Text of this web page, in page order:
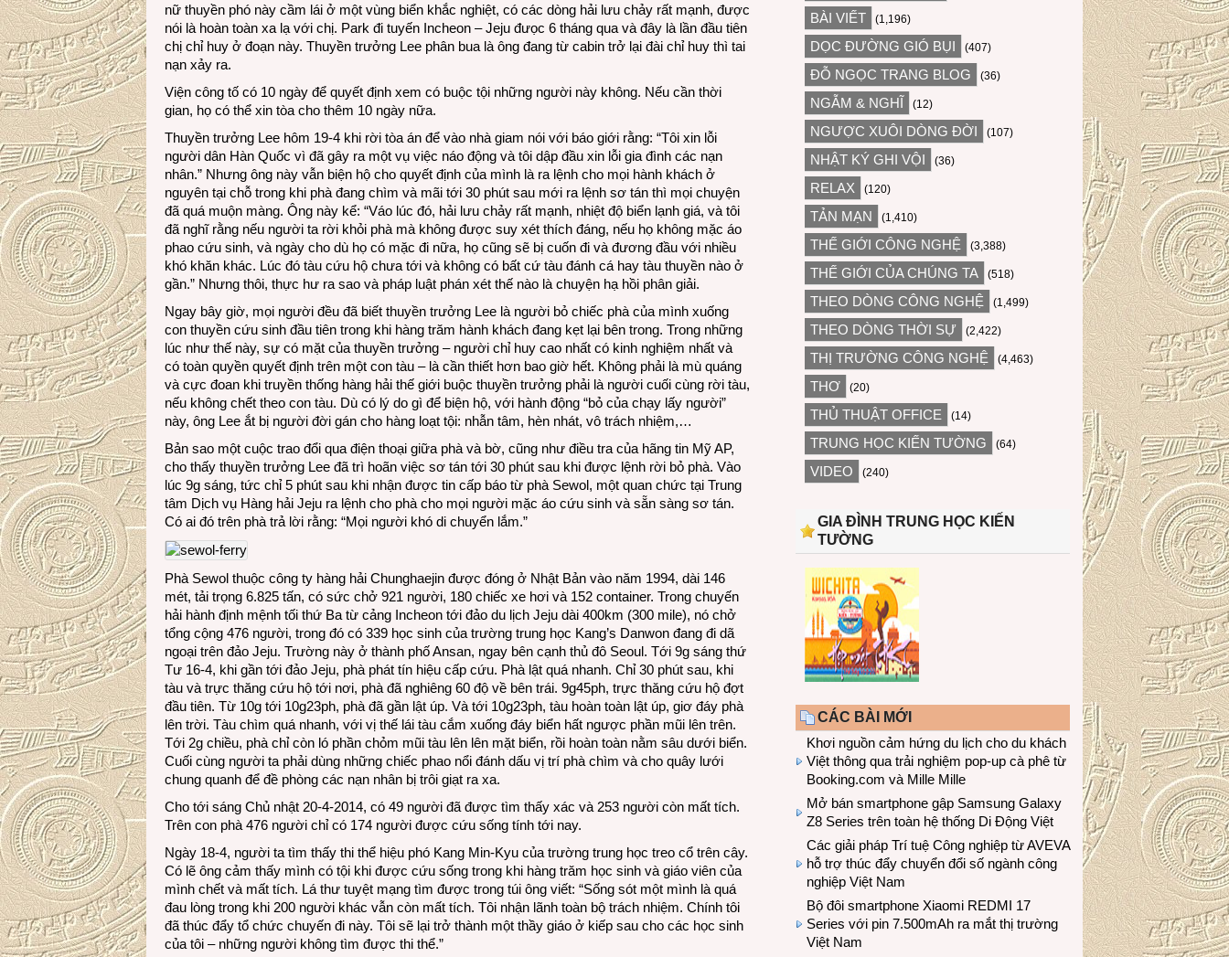
nữ thuyền phó này cầm lái ở một vùng biển khắc nghiệt, có các dòng hải lưu chảy rất mạnh, được
nói là hoàn toàn xa lạ với chị. Park đi tuyến Incheon – Jeju đưọc 6 tháng qua và đây là lần đầu tiên
chị chỉ huy ở đoạn này. Thuyền trưởng Lee phân bua là ông đang từ cabin trở lại đài chỉ huy thì tai
nạn xảy ra.
Viện công tố có 10 ngày để quyết định xem có buộc tội những người này không. Nếu cần thời
gian, họ có thể xin tòa cho thêm 10 ngày nữa.
Thuyền trưởng Lee hôm 19-4 khi rời tòa án để vào nhà giam nói với báo giới rằng: “Tôi xin lỗi
người dân Hàn Quốc vì đã gây ra một vụ việc náo động và tôi dập đầu xin lỗi gia đình các nạn
nhân.” Nhưng ông này vẫn biện hộ cho quyết định của mình là ra lệnh cho mọi hành khách ở
nguyên tại chỗ trong khi phà đang chìm và mãi tới 30 phút sau mới ra lệnh sơ tán thì mọi chuyện
đã quá muộn màng. Ông này kể: “Váo lúc đó, hải lưu chảy rất mạnh, nhiệt độ biển lạnh giá, và tôi
đã nghĩ rằng nếu người ta rời khỏi phà mà không được suy xét thích đáng, nếu họ không mặc áo
phao cứu sinh, và ngày cho dù họ có mặc đi nữa, họ cũng sẽ bị cuốn đi và đương đầu với nhiều
khó khăn khác. Lúc đó tàu cứu hộ chưa tới và không có bất cứ tàu đánh cá hay tàu thuyền nào ở
gần.” Nhưng thôi, thực hư ra sao và pháp luật phán xét thế nào là chuyện hạ hồi phân giải.
Ngay bây giờ, mọi người đều đã biết thuyền trưởng Lee là người bỏ chiếc phà của mình xuống
con thuyền cứu sinh đầu tiên trong khi hàng trăm hành khách đang kẹt lại bên trong. Trong những
lúc như thế này, sự có mặt của thuyền trưởng – người chỉ huy cao nhất có kinh nghiệm nhất và
có toàn quyền quyết định trên một con tàu – là cần thiết hơn bao giờ hết. Không phải là mù quáng
và cực đoan khi truyền thống hàng hải thế giới buộc thuyền trưởng phải là người cuối cùng rời tàu,
nếu không chết theo con tàu. Dù có lý do gì để biện hộ, với hành động “bỏ của chạy lấy người”
này, ông Lee ắt bị người đời gán cho hàng loạt tội: nhẫn tâm, hèn nhát, vô trách nhiệm,…
Bản sao một cuộc trao đổi qua điện thoại giữa phà và bờ, cũng như điều tra của hãng tin Mỹ AP,
cho thấy thuyền trưởng Lee đã trì hoãn việc sơ tán tới 30 phút sau khi được lệnh rời bỏ phà. Vào
lúc 9g sáng, tức chỉ 5 phút sau khi nhận được tin cấp báo từ phà Sewol, một quan chức tại Trung
tâm Dịch vụ Hàng hải Jeju ra lệnh cho phà cho mọi người mặc áo cứu sinh và sẵn sàng sơ tán.
Có ai đó trên phà trả lời rằng: “Mọi người khó di chuyển lắm.”
Phà Sewol thuộc công ty hàng hải Chunghaejin được đóng ở Nhật Bản vào năm 1994, dài 146
mét, tải trọng 6.825 tấn, có sức chở 921 người, 180 chiếc xe hơi và 152 container. Trong chuyến
hải hành định mệnh tối thứ Ba từ cảng Incheon tới đảo du lịch Jeju dài 400km (300 mile), nó chở
tổng cộng 476 người, trong đó có 339 học sinh của trường trung học Kang’s Danwon đang đi dã
ngoại trên đảo Jeju. Trường này ở thành phố Ansan, ngay bên cạnh thủ đô Seoul. Tới 9g sáng thứ
Tư 16-4, khi gần tới đảo Jeju, phà phát tín hiệu cấp cứu. Phà lật quá nhanh. Chỉ 30 phút sau, khi
tàu và trực thăng cứu hộ tới nơi, phà đã nghiêng 60 độ về bên trái. 9g45ph, trực thăng cứu hộ đợt
đầu tiên. Từ 10g tới 10g23ph, phà đã gần lật úp. Và tới 10g23ph, tàu hoàn toàn lật úp, giơ đáy phà
lên trời. Tàu chìm quá nhanh, với vị thế lái tàu cắm xuống đáy biển hất ngược phần mũi lên trên.
Tới 2g chiều, phà chỉ còn ló phần chỏm mũi tàu lên lên mặt biển, rồi hoàn toàn nằm sâu dưới biển.
Cuối cùng người ta phải dùng những chiếc phao nổi đánh dấu vị trí phà chìm và cho quây lưới
chung quanh để đề phòng các nạn nhân bị trôi giạt ra xa.
Cho tới sáng Chủ nhật 20-4-2014, có 49 người đã được tìm thấy xác và 253 người còn mất tích.
Trên con phà 476 người chỉ có 174 người được cứu sống tính tới nay.
Ngày 18-4, người ta tìm thấy thi thể hiệu phó Kang Min-Kyu của trường trung học treo cổ trên cây.
Có lẽ ông cảm thấy mình có tội khi được cứu sống trong khi hàng trăm học sinh và giáo viên của
mình chết và mất tích. Lá thư tuyệt mạng tìm được trong túi ông viết: “Sống sót một mình là quá
đau lòng trong khi 200 người khác vẫn còn mất tích. Tôi nhận lãnh toàn bộ trách nhiệm. Chính tôi
đã thúc đẩy tổ chức chuyến đi này. Tôi sẽ lại trở thành một thầy giáo ở kiếp sau cho các học sinh
của tôi – những người không tìm được thi thể.”
BÀI VIẾT (1,196)
DỌC ĐƯỜNG GIÓ BỤI (407)
ĐỖ NGỌC TRANG BLOG (36)
NGẪM & NGHĨ (12)
NGƯỢC XUÔI DÒNG ĐỜI (107)
NHẬT KÝ GHI VỘI (36)
RELAX (120)
TẢN MẠN (1,410)
THẾ GIỚI CÔNG NGHỆ (3,388)
THẾ GIỚI CỦA CHÚNG TA (518)
THEO DÒNG CÔNG NGHỆ (1,499)
THEO DÒNG THỜI SỰ (2,422)
THỊ TRƯỜNG CÔNG NGHỆ (4,463)
THƠ (20)
THỦ THUẬT OFFICE (14)
TRUNG HỌC KIẾN TƯỜNG (64)
VIDEO (240)
GIA ĐÌNH TRUNG HỌC KIẾN
TƯỜNG
CÁC BÀI MỚI
Khơi nguồn cảm hứng du lịch cho du khách
Việt thông qua trải nghiệm pop-up cà phê từ
Booking.com và Mille Mille
Mở bán smartphone gập Samsung Galaxy
Z8 Series trên toàn hệ thống Di Động Việt
Các giải pháp Trí tuệ Công nghiệp từ AVEVA
hỗ trợ thúc đẩy chuyển đổi số ngành công
nghiệp Việt Nam
Bộ đôi smartphone Xiaomi REDMI 17
Series với pin 7.500mAh ra mắt thị trường
Việt Nam